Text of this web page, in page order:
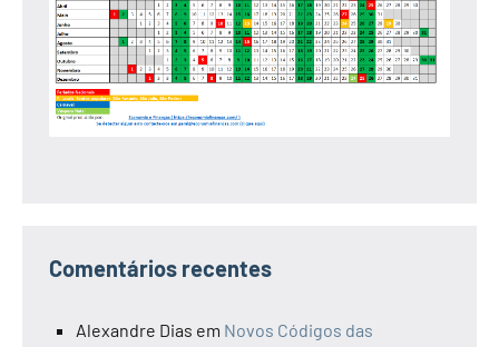
Comentários recentes
Alexandre Dias em Novos Códigos das